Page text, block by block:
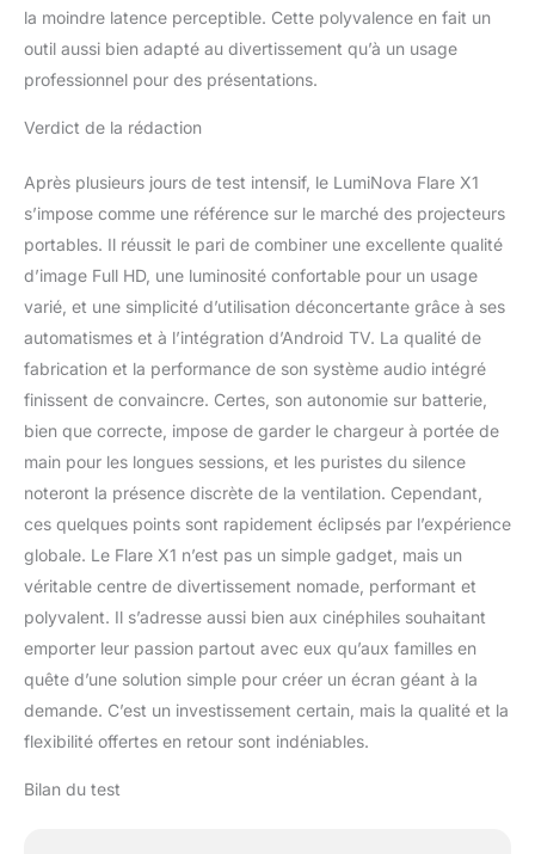
la moindre latence perceptible. Cette polyvalence en fait un
outil aussi bien adapté au divertissement qu’à un usage
professionnel pour des présentations.
Verdict de la rédaction
Après plusieurs jours de test intensif, le LumiNova Flare X1
s’impose comme une référence sur le marché des projecteurs
portables. Il réussit le pari de combiner une excellente qualité
d’image Full HD, une luminosité confortable pour un usage
varié, et une simplicité d’utilisation déconcertante grâce à ses
automatismes et à l’intégration d’Android TV. La qualité de
fabrication et la performance de son système audio intégré
finissent de convaincre. Certes, son autonomie sur batterie,
bien que correcte, impose de garder le chargeur à portée de
main pour les longues sessions, et les puristes du silence
noteront la présence discrète de la ventilation. Cependant,
ces quelques points sont rapidement éclipsés par l’expérience
globale. Le Flare X1 n’est pas un simple gadget, mais un
véritable centre de divertissement nomade, performant et
polyvalent. Il s’adresse aussi bien aux cinéphiles souhaitant
emporter leur passion partout avec eux qu’aux familles en
quête d’une solution simple pour créer un écran géant à la
demande. C’est un investissement certain, mais la qualité et la
flexibilité offertes en retour sont indéniables.
Bilan du test